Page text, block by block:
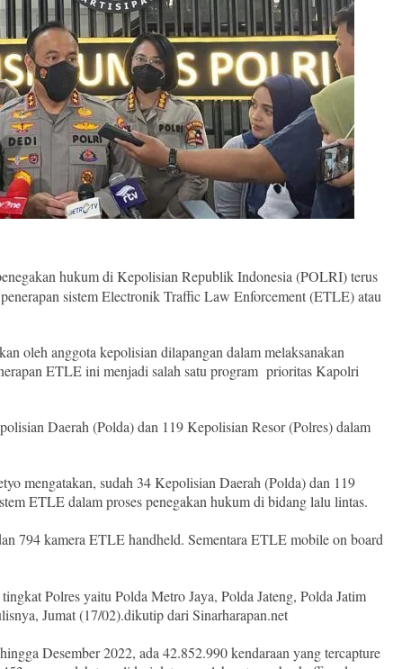
hukum di Kepolisian Republik Indonesia (POLRI) terus
sistem Electronik Traffic Law Enforcement (ETLE) atau
oleh anggota kepolisian dilapangan dalam melaksanakan
ETLE ini menjadi salah satu program prioritas Kapolri
Daerah (Polda) dan 119 Kepolisian Resor (Polres) dalam
mengatakan, sudah 34 Kepolisian Daerah (Polda) dan 119
ETLE dalam proses penegakan hukum di bidang lalu lintas.
794 kamera ETLE handheld. Sementara ETLE mobile on board
Polres yaitu Polda Metro Jaya, Polda Jateng, Polda Jatim
Jumat (17/02).dikutip dari Sinarharapan.net
Desember 2022, ada 42.852.990 kendaraan yang tercapture